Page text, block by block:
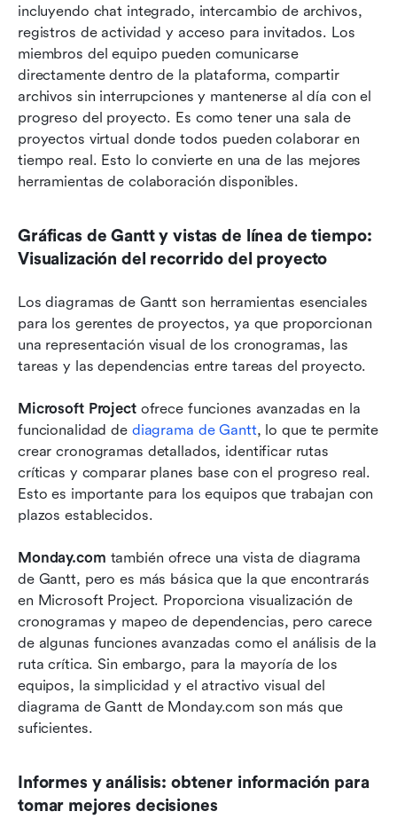
incluyendo chat integrado, intercambio de archivos,
registros de actividad y acceso para invitados. Los
miembros del equipo pueden comunicarse
directamente dentro de la plataforma, compartir
archivos sin interrupciones y mantenerse al día con el
progreso del proyecto. Es como tener una sala de
proyectos virtual donde todos pueden colaborar en
tiempo real. Esto lo convierte en una de las mejores
herramientas de colaboración disponibles.
Gráficas de Gantt y vistas de línea de tiempo:
Visualización del recorrido del proyecto
Los diagramas de Gantt son herramientas esenciales
para los gerentes de proyectos, ya que proporcionan
una representación visual de los cronogramas, las
tareas y las dependencias entre tareas del proyecto.
Microsoft Project ofrece funciones avanzadas en la
funcionalidad de diagrama de Gantt, lo que te permite
crear cronogramas detallados, identificar rutas
críticas y comparar planes base con el progreso real.
Esto es importante para los equipos que trabajan con
plazos establecidos.
Monday.com también ofrece una vista de diagrama
de Gantt, pero es más básica que la que encontrarás
en Microsoft Project. Proporciona visualización de
cronogramas y mapeo de dependencias, pero carece
de algunas funciones avanzadas como el análisis de la
ruta crítica. Sin embargo, para la mayoría de los
equipos, la simplicidad y el atractivo visual del
diagrama de Gantt de Monday.com son más que
suficientes.
Informes y análisis: obtener información para
tomar mejores decisiones